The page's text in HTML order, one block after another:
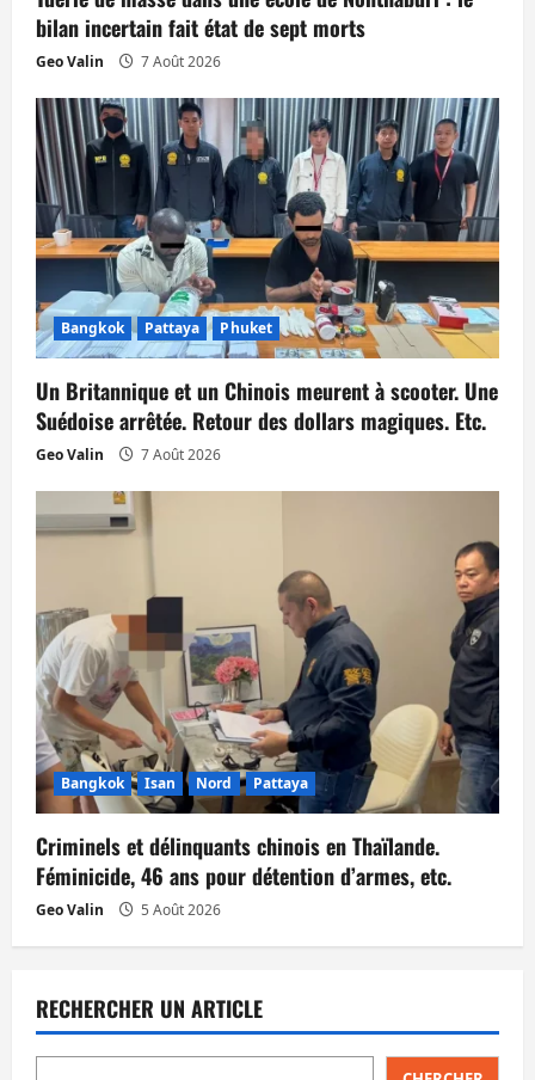
r
t
i
c
l
e
bilan incertain fait état de sept morts
Geo Valin 7 Août 2026
Bangkok Pattaya Phuket
Un Britannique et un Chinois meurent à scooter. Une
Suédoise arrêtée. Retour des dollars magiques. Etc.
Geo Valin 7 Août 2026
Bangkok Isan Nord Pattaya
Criminels et délinquants chinois en Thaïlande.
Féminicide, 46 ans pour détention d’armes, etc.
Geo Valin 5 Août 2026
RECHERCHER UN ARTICLE